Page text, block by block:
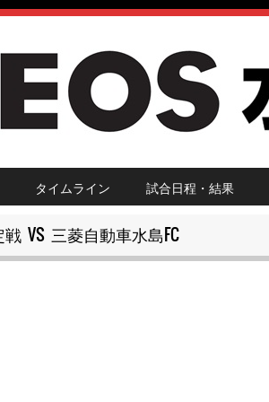
タイムライン 試合日程・結果
VS 三菱自動車水島FC